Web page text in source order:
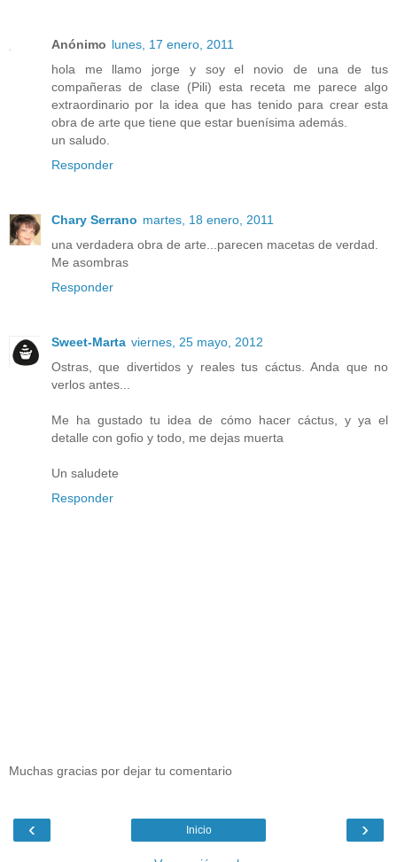
Anónimo lunes, 17 enero, 2011
hola me llamo jorge y soy el novio de una de tus
compañeras de clase (Pili) esta receta me parece algo
extraordinario por la idea que has tenido para crear esta
obra de arte que tiene que estar buenísima además.
un saludo.
Responder
Chary Serrano martes, 18 enero, 2011
una verdadera obra de arte...parecen macetas de verdad.
Me asombras
Responder
Sweet-Marta viernes, 25 mayo, 2012
Ostras, que divertidos y reales tus cáctus. Anda que no
verlos antes...
Me ha gustado tu idea de cómo hacer cáctus, y ya el
detalle con gofio y todo, me dejas muerta
Un saludete
Responder
Muchas gracias por dejar tu comentario
‹ ›
Inicio